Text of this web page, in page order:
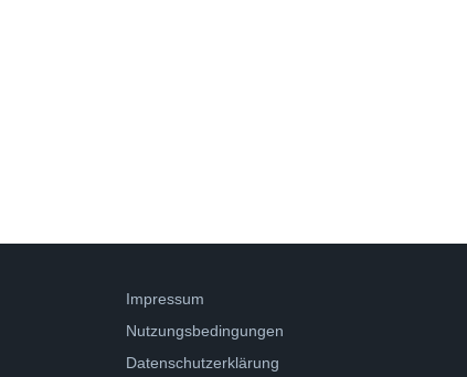
Impressum
Nutzungsbedingungen
Datenschutzerklärung